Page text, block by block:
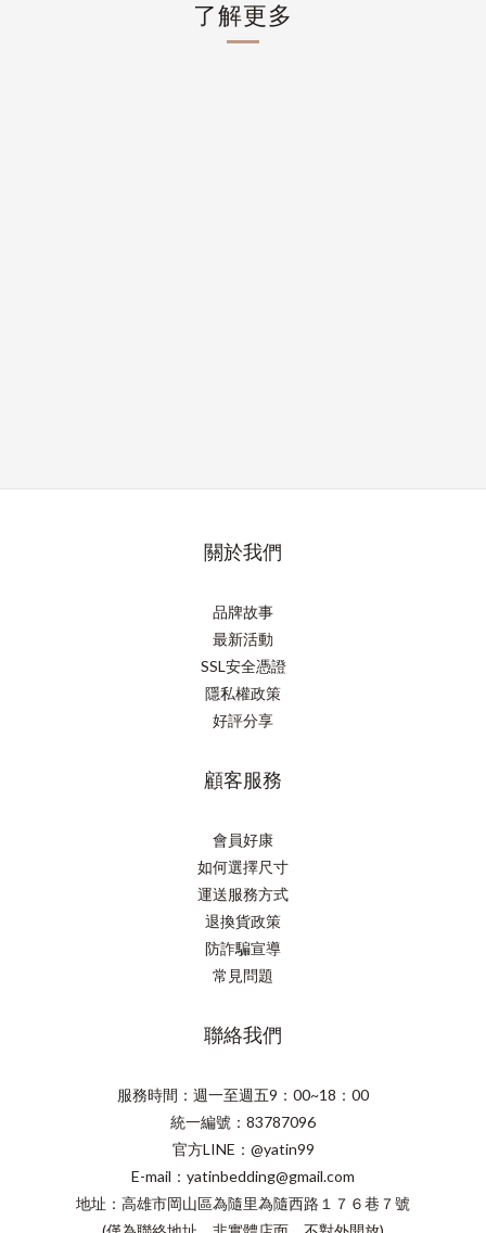
了解更多
關於我們
品牌故事
最新活動
SSL安全憑證
隱私權政策
好評分享
顧客服務
會員好康
如何選擇尺寸
運送服務方式
退換貨政策
防詐騙宣導
常見問題
聯絡我們
服務時間：週一至週五9：00~18：00
統一編號：83787096
官方LINE：@yatin99
E-mail：yatinbedding@gmail.com
地址：高雄市岡山區為隨里為隨西路１７６巷７號